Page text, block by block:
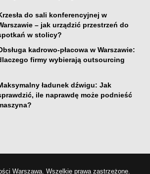
do sali konferencyjnej w
– jak urządzić przestrzeń do
w stolicy?
kadrowo-płacowa w Warszawie:
firmy wybierają outsourcing
ładunek dźwigu: Jak
ile naprawdę może podnieść
Warszawa. Wszelkie prawa zastrzeżone.